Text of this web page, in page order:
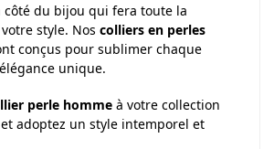
côté du bijou qui fera toute la
style. Nos colliers en perles
conçus pour sublimer chaque
unique.
perle homme à votre collection
adoptez un style intemporel et